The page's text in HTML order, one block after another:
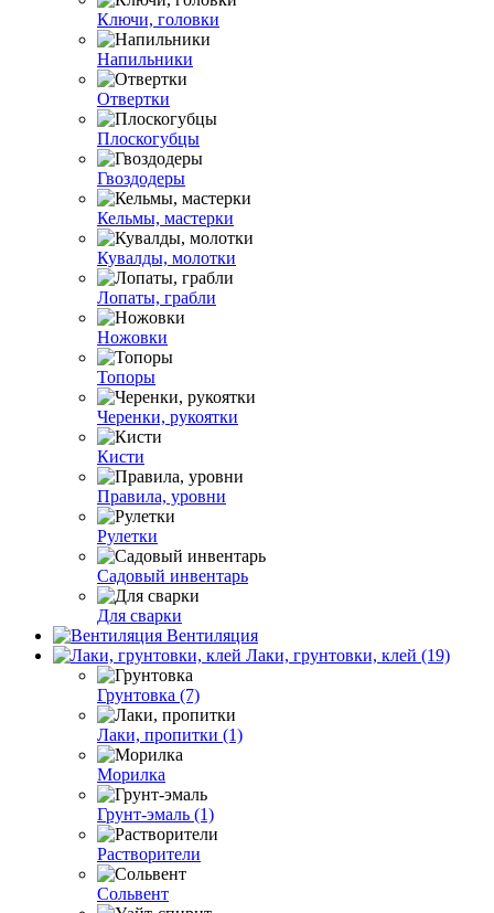
Ключи, головки
Напильники
Отвертки
Плоскогубцы
Гвоздодеры
Кельмы, мастерки
Кувалды, молотки
Лопаты, грабли
Ножовки
Топоры
Черенки, рукоятки
Кисти
Правила, уровни
Рулетки
Садовый инвентарь
Для сварки
Вентиляция
Лаки, грунтовки, клей (19)
Грунтовка (7)
Лаки, пропитки (1)
Морилка
Грунт-эмаль (1)
Растворители
Сольвент